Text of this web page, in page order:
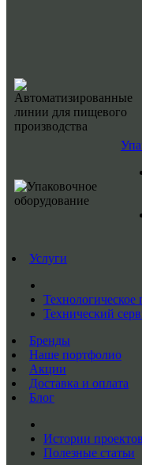
Услуги
Технологическое
Технический
Бренды
Наше портфолио
Акции
Доставка и оплата
Блог
Истории проектов
Полезные статьи